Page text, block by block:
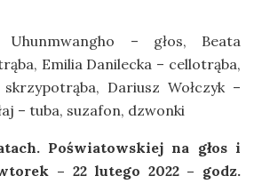
Uhunmwangho – głos, Beata
Emilia Danilecka – cellotrąba,
Dariusz Wołczyk –
– tuba, suzafon, dzwonki
Poświatowskiej na głos i
– 22 lutego 2022 – godz.